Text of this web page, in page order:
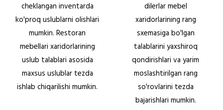
cheklangan inventarda
ko'proq uslublarni olishlari
mumkin. Restoran
mebellari xaridorlarining
uslub talablari asosida
maxsus uslublar tezda
ishlab chiqarilishi mumkin.
dilerlar mebel
xaridorlarining rang
sxemasiga bo'lgan
talablarini yaxshiroq
qondirishlari va yarim
moslashtirilgan rang
so'rovlarini tezda
bajarishlari mumkin.